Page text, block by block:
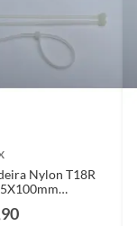
Nylon T18R